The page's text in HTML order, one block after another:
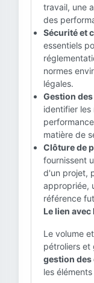
travail, une
des
Sécurité et
essentiels
normes
légales.
Gestion
identifier les
matière de
Clôture de
fournissent
d'un projet,
appropriée,
référence
Le lien
Le volume
pétroliers et
gestion
les